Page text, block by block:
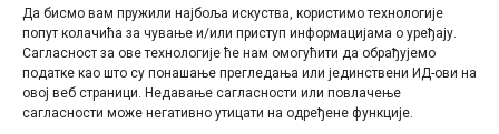
Да бисмо вам пружили најбоља искуства, користимо технологије
попут колачића за чување и/или приступ информацијама о уређају.
Сагласност за ове технологије ће нам омогућити да обрађујемо
податке као што су понашање прегледања или јединствени ИД-ови на
овој веб страници. Недавање сагласности или повлачење
сагласности може негативно утицати на одређене функције.
Пројекти
Архива
Контакт